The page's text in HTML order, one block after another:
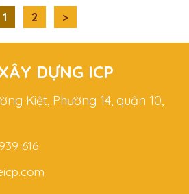
1 2 >
DỰNG ICP
Kiệt, Phường 14, quận 10,
616